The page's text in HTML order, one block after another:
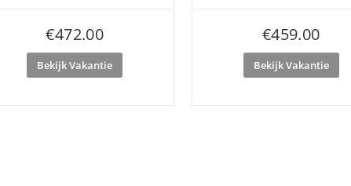
€472.00
Bekijk Vakantie
€459.00
Bekijk Vakantie